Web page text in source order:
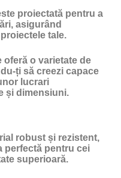
proiectată pentru a
asigurând
tale.
oferă o varietate de
ți să creezi capace
lucrari
și dimensiuni.
robust și rezistent,
perfectă pentru cei
superioară.